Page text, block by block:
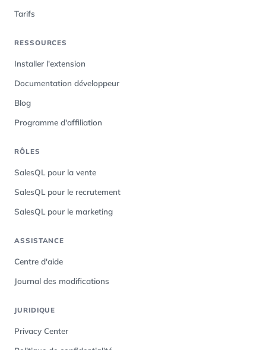
Tarifs
RESSOURCES
Installer l'extension
Documentation développeur
Blog
Programme d'affiliation
RÔLES
SalesQL pour la vente
SalesQL pour le recrutement
SalesQL pour le marketing
ASSISTANCE
Centre d'aide
Journal des modifications
JURIDIQUE
Privacy Center